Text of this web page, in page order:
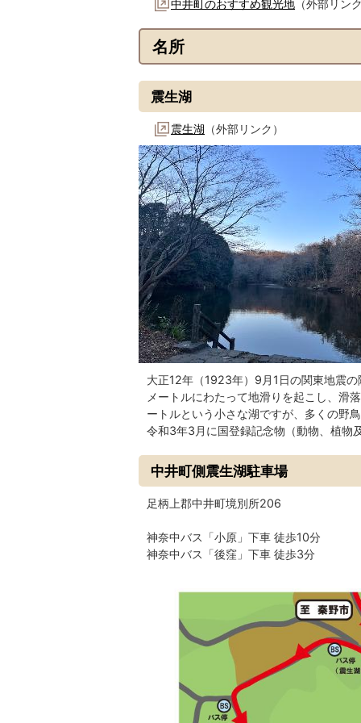
中井町のおすすめ観光地 （外部リン
名所
震生湖
震生湖 （外部リンク）
大正12年（1923年）9月1日の関東地震
メートルにわたって地滑りを起こし、滑
ートルという小さな湖ですが、多くの野
令和3年3月に国登録記念物（動物、植物
中井町側震生湖駐車場
足柄上郡中井町境別所206
神奈中バス「小原」下車 徒歩10分
神奈中バス「後窪」下車 徒歩3分